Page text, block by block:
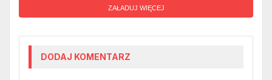
ZAŁADUJ WIĘCEJ
DODAJ KOMENTARZ